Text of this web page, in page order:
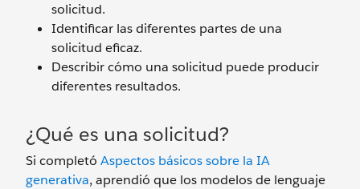
solicitud.
Identificar las diferentes partes de una
solicitud eficaz.
Describir cómo una solicitud puede producir
diferentes resultados.
¿Qué es una solicitud?
Si completó Aspectos básicos sobre la IA
generativa, aprendió que los modelos de lenguaje